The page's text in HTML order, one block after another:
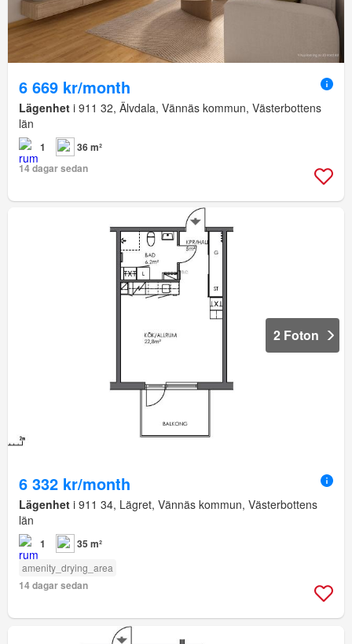
6 669 kr/month
Lägenhet i 911 32, Älvdala, Vännäs kommun, Västerbottens
län
1
36 m²
14 dagar sedan
2 Foton
6 332 kr/month
Lägenhet i 911 34, Lägret, Vännäs kommun, Västerbottens
län
1 35 m²
amenity_drying_area
14 dagar sedan